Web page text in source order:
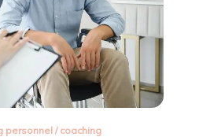
personnel / coaching